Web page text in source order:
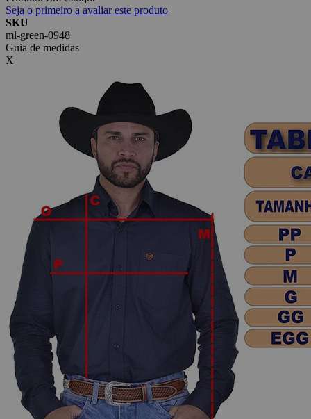
Seja o primeiro a avaliar este produto
SKU
ml-green-0948
Guia de medidas
X